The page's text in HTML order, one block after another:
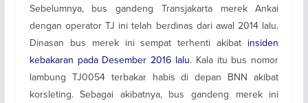
Sebelumnya, bus gandeng Transjakarta merek Ankai
dengan operator TJ ini telah berdinas dari awal 2014 lalu.
Dinasan bus merek ini sempat terhenti akibat insiden
kebakaran pada Desember 2016 lalu. Kala itu bus nomor
lambung TJ0054 terbakar habis di depan BNN akibat
korsleting. Sebagai akibatnya, bus gandeng merek ini